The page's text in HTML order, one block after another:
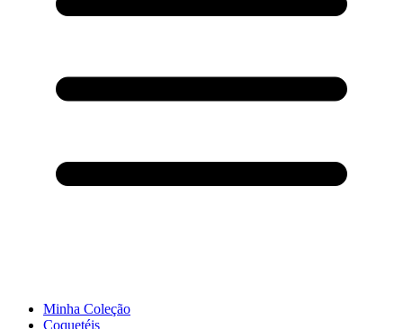
Minha Coleção
Coquetéis